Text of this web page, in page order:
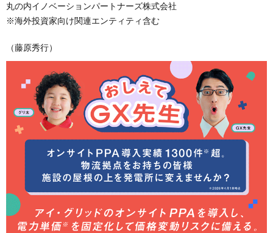
丸の内イノベーションパートナーズ株式会社
※海外投資家向け関連エンティティ含む
（藤原秀行）